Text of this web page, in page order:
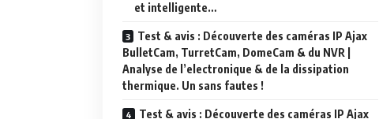
et intelligente…
Test & avis : Découverte des caméras IP Ajax
BulletCam, TurretCam, DomeCam & du NVR |
Analyse de l’electronique & de la dissipation
thermique. Un sans fautes !
Test & avis : Découverte des caméras IP Ajax